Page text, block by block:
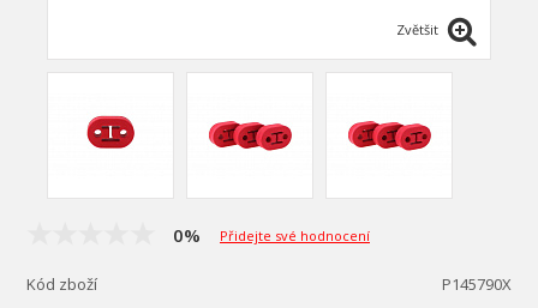
Zvětšit
0% Přidejte své hodnocení
Kód zboží
P145790X